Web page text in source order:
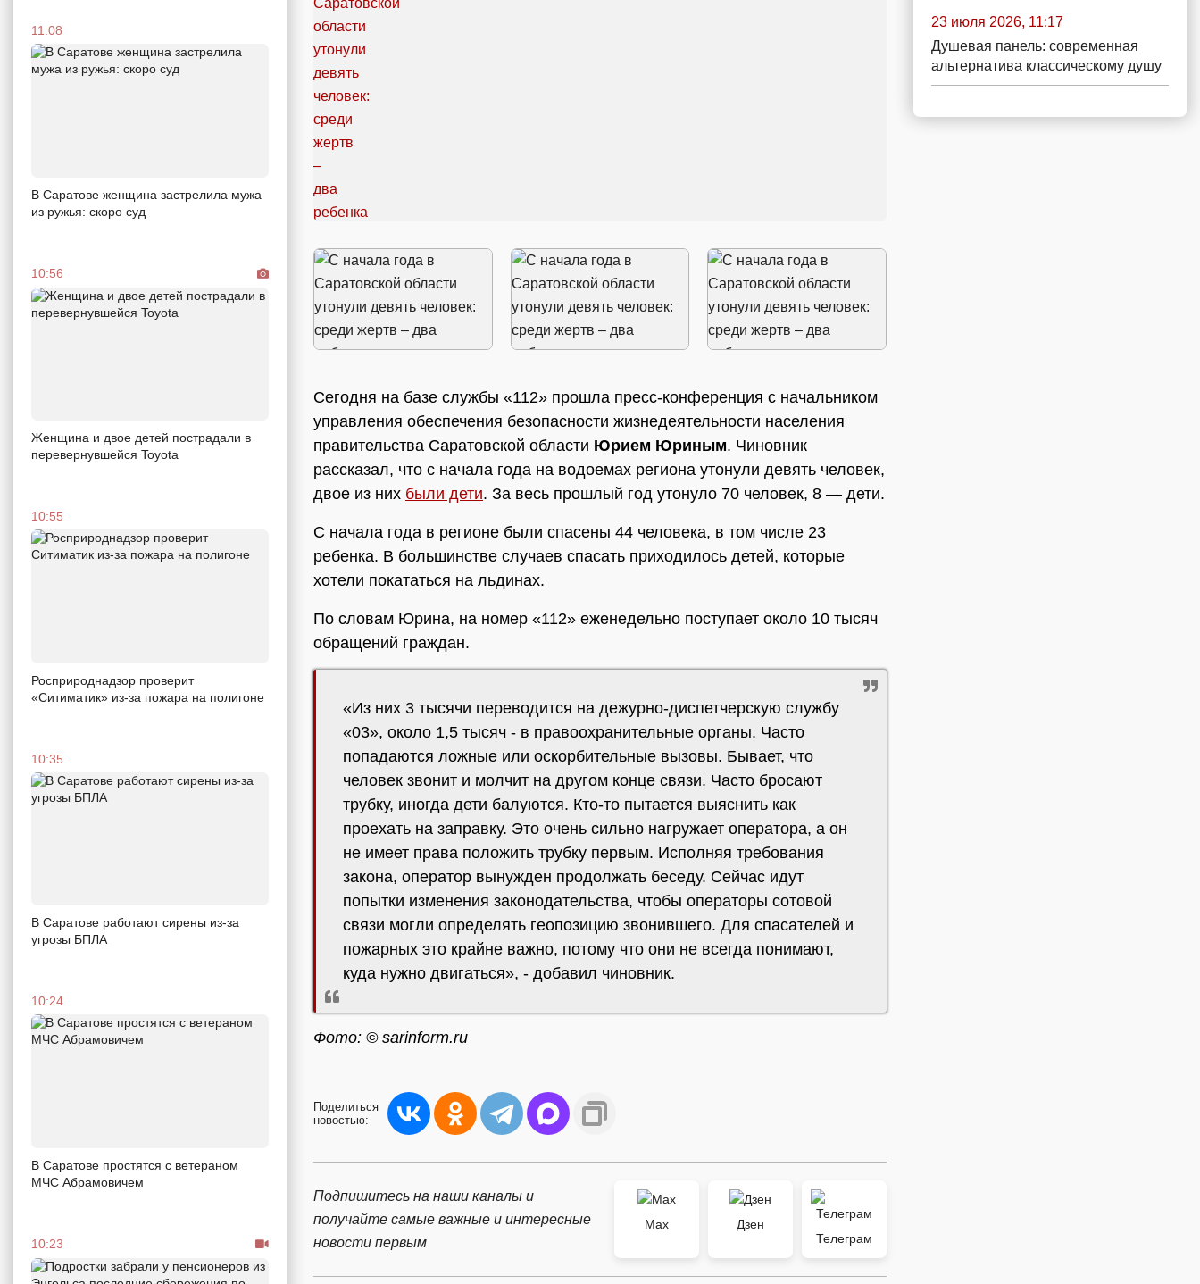
11:08
В Саратове женщина застрелила мужа
из ружья: скоро суд
10:56
Женщина и двое детей пострадали в
перевернувшейся Toyota
10:55
Росприроднадзор проверит
«Ситиматик» из-за пожара на полигоне
10:35
В Саратове работают сирены из-за
угрозы БПЛА
10:24
В Саратове простятся с ветераном
МЧС Абрамовичем
10:23
Сегодня на базе службы «112» прошла пресс-конференция с начальником
управления обеспечения безопасности жизнедеятельности населения
правительства Саратовской области Юрием Юриным. Чиновник
рассказал, что с начала года на водоемах региона утонули девять человек,
двое из них были дети. За весь прошлый год утонуло 70 человек, 8 — дети.
С начала года в регионе были спасены 44 человека, в том числе 23
ребенка. В большинстве случаев спасать приходилось детей, которые
хотели покататься на льдинах.
По словам Юрина, на номер «112» еженедельно поступает около 10 тысяч
обращений граждан.
«Из них 3 тысячи переводится на дежурно-диспетчерскую службу
«03», около 1,5 тысяч - в правоохранительные органы. Часто
попадаются ложные или оскорбительные вызовы. Бывает, что
человек звонит и молчит на другом конце связи. Часто бросают
трубку, иногда дети балуются. Кто-то пытается выяснить как
проехать на заправку. Это очень сильно нагружает оператора, а он
не имеет права положить трубку первым. Исполняя требования
закона, оператор вынужден продолжать беседу. Сейчас идут
попытки изменения законодательства, чтобы операторы сотовой
связи могли определять геопозицию звонившего. Для спасателей и
пожарных это крайне важно, потому что они не всегда понимают,
куда нужно двигаться», - добавил чиновник.
Фото: © sarinform.ru
Поделиться
новостью:
Подпишитесь на наши каналы и
получайте самые важные и интересные
новости первым
Max
Дзен
Телеграм
23 июля 2026, 11:17
Душевая панель: современная
альтернатива классическому душу